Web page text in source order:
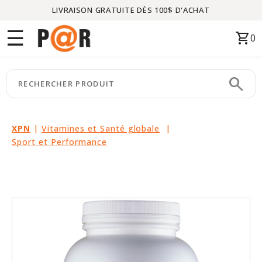
LIVRAISON GRATUITE DÈS 100$ D'ACHAT
☰ shopping_cart0
search
XPN | Vitamines et Santé globale
|
Sport et Performance
Menu
CATÉGORIES
keyboard_arrow_right
MARQUES
keyboard_arrow_right
PACKAGES
keyboard_arrow_right
MOIS-
PARTENAIRES